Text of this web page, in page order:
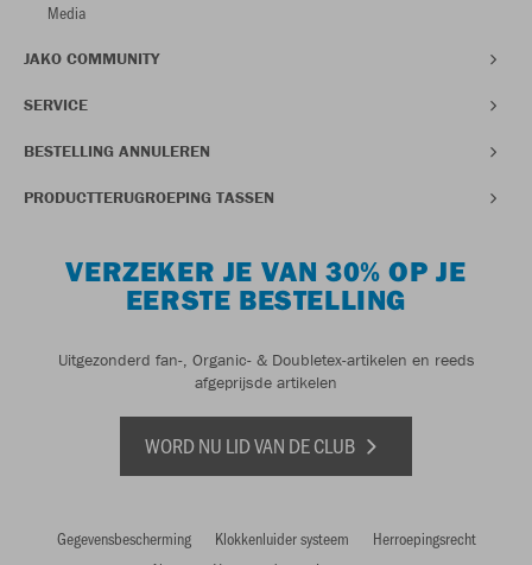
Media
JAKO COMMUNITY
SERVICE
BESTELLING ANNULEREN
PRODUCTTERUGROEPING TASSEN
VERZEKER JE VAN 30% OP JE
EERSTE BESTELLING
Uitgezonderd fan-, Organic- & Doubletex-artikelen en reeds
afgeprijsde artikelen
WORD NU LID VAN DE CLUB
Gegevensbescherming Klokkenluider systeem
Herroepingsrecht